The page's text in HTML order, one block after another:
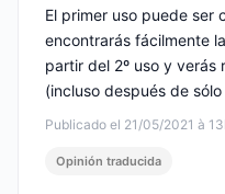
Publicado el 21/05/2021 à
El primer uso puede ser
encontrarás fácilmente
partir del 2º uso y verás
(incluso después de
Opinión traducida